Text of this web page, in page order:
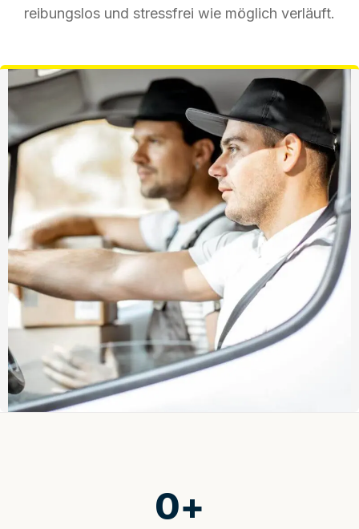
reibungslos und stressfrei wie möglich verläuft.
0+